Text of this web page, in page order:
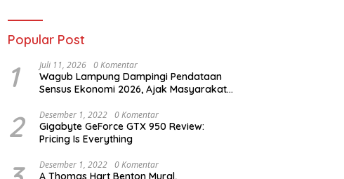
Susanto Harus
Popular Post
1 Juli 11, 2026 0 Komentar
Wagub Lampung Dampingi Pendataan
Sensus Ekonomi 2026, Ajak Masyarakat
2 Desember 1, 2022 0 Komentar
Gigabyte GeForce GTX 950 Review:
Pricing Is Everything
Desember 1, 2022 0 Komentar
A Thomas Hart Benton Mural,